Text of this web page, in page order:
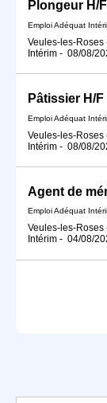
Plongeur H/F
Emploi Adéquat
Veules-les-Roses
Intérim - 08/08/
Pâtissier H/F
Emploi Adéquat
Veules-les-Roses
Intérim - 08/08/
Agent de
Emploi Adéquat
Veules-les-Roses
Intérim - 04/08/